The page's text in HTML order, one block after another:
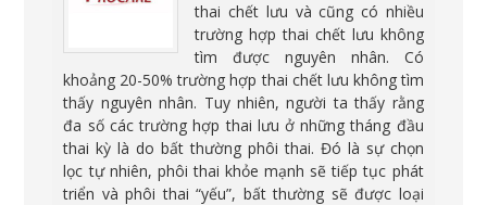
thai chết lưu và cũng có nhiều
trường hợp thai chết lưu không
tìm được nguyên nhân. Có
khoảng 20-50% trường hợp thai chết lưu không tìm
thấy nguyên nhân. Tuy nhiên, người ta thấy rằng
đa số các trường hợp thai lưu ở những tháng đầu
thai kỳ là do bất thường phôi thai. Đó là sự chọn
lọc tự nhiên, phôi thai khỏe mạnh sẽ tiếp tục phát
triển và phôi thai “yếu”, bất thường sẽ được loại